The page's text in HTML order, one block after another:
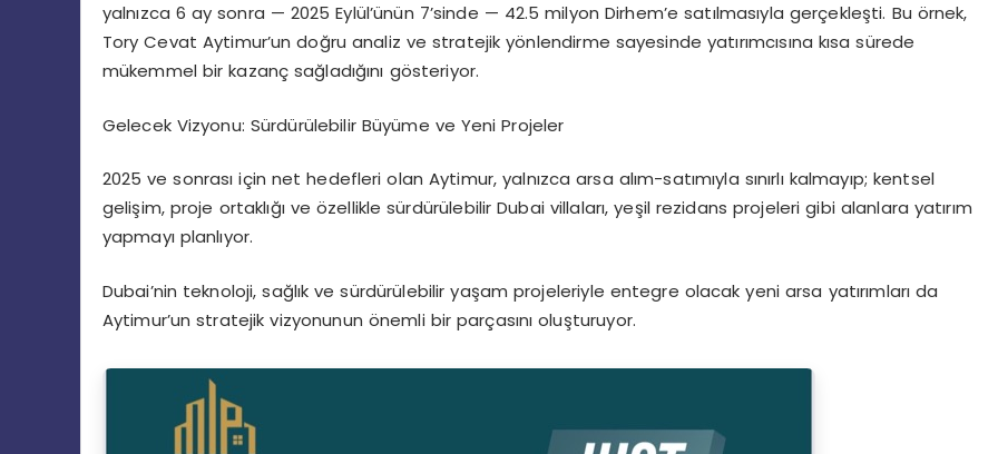
yalnızca 6 ay sonra — 2025 Eylül’ünün 7’sinde — 42.5 milyon Dirhem’e satılmasıyla gerçekleşti. Bu örnek,
Tory Cevat Aytimur’un doğru analiz ve stratejik yönlendirme sayesinde yatırımcısına kısa sürede
mükemmel bir kazanç sağladığını gösteriyor.
Gelecek Vizyonu: Sürdürülebilir Büyüme ve Yeni Projeler
2025 ve sonrası için net hedefleri olan Aytimur, yalnızca arsa alım-satımıyla sınırlı kalmayıp; kentsel
gelişim, proje ortaklığı ve özellikle sürdürülebilir Dubai villaları, yeşil rezidans projeleri gibi alanlara yatırım
yapmayı planlıyor.
Dubai’nin teknoloji, sağlık ve sürdürülebilir yaşam projeleriyle entegre olacak yeni arsa yatırımları da
Aytimur’un stratejik vizyonunun önemli bir parçasını oluşturuyor.